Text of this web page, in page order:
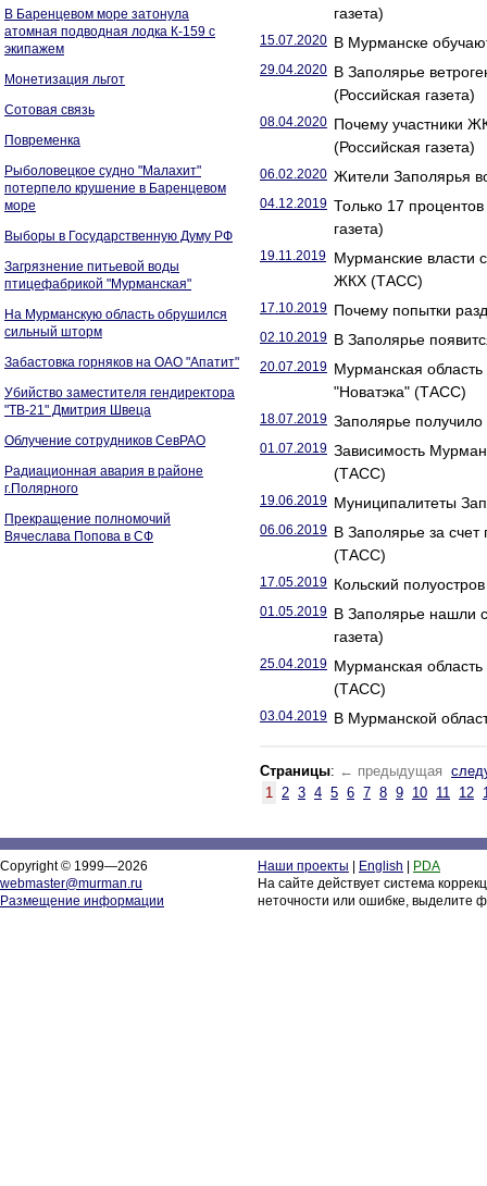
В Баренцевом море затонула
атомная подводная лодка К-159 с
экипажем
Монетизация льгот
Сотовая связь
Повременка
Рыболовецкое судно "Малахит"
потерпело крушение в Баренцевом
море
Выборы в Государственную Думу РФ
Загрязнение питьевой воды
птицефабрикой "Мурманская"
На Мурманскую область обрушился
сильный шторм
Забастовка горняков на ОАО "Апатит"
Убийство заместителя гендиректора
"ТВ-21" Дмитрия Швеца
Облучение сотрудников СевРАО
Радиационная авария в районе
г.Полярного
Прекращение полномочий
Вячеслава Попова в СФ
газета)
15.07.2020 В Мурманске
29.04.2020 В Заполярье
(Российская газета)
08.04.2020 Почему участники
(Российская газета)
06.02.2020 Жители Заполярья
04.12.2019 Только 17
газета)
19.11.2019 Мурманские власти
ЖКХ (ТАСС)
17.10.2019 Почему попытки
02.10.2019 В Заполярье
20.07.2019 Мурманская область
"Новатэка" (ТАСС)
18.07.2019 Заполярье
01.07.2019 Зависимость
(ТАСС)
19.06.2019 Муниципалитеты
06.06.2019 В Заполярье за
(ТАСС)
17.05.2019 Кольский
01.05.2019 В Заполярье нашли
газета)
25.04.2019 Мурманская
(ТАСС)
03.04.2019 В Мурманской
Страницы: ← предыдущая
1 2 3 4 5 6 7 8 9 10 11 12
Copyright © 1999—2026
webmaster@murman.ru
Размещение информации
Наши проекты English
PDA
На сайте действует система
неточности или ошибке, выделите